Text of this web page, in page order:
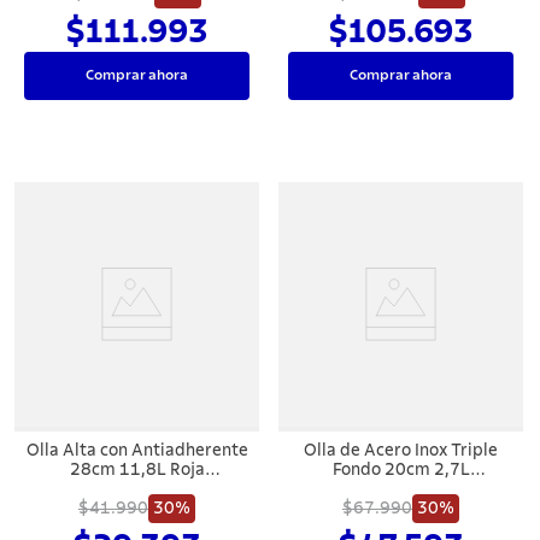
$111.993
Comprar ahora
$105.693
Comprar ahora
Olla Alta con Antiadherente
28cm 11,8L Roja
$41.990 30%
Olla de Acero Inox Triple
Fondo 20cm 2,7L
$67.990 30%